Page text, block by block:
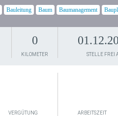
Bauleitung Baum Baumanagement
0
KILOMETER STELLE FREI
VERGÜTUNG ARBEITSZEIT